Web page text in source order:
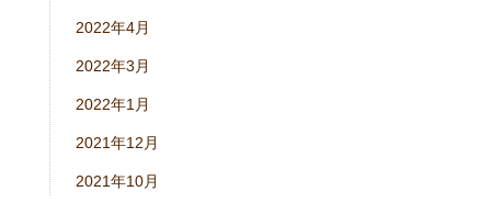
2022年4月
2022年3月
2022年1月
2021年12月
2021年10月